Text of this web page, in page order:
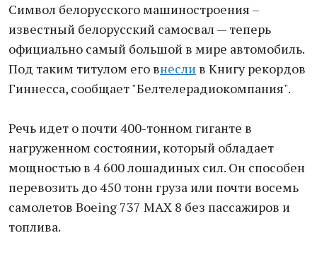
Символ белорусского машиностроения –
известный белорусский самосвал — теперь
официально самый большой в мире автомобиль.
Под таким титулом его внесли в Книгу рекордов
Гиннесса, сообщает "Белтелерадиокомпания".
Речь идет о почти 400-тонном гиганте в
нагруженном состоянии, который обладает
мощностью в 4 600 лошадиных сил. Он способен
перевозить до 450 тонн груза или почти восемь
самолетов Boeing 737 MAX 8 без пассажиров и
топлива.